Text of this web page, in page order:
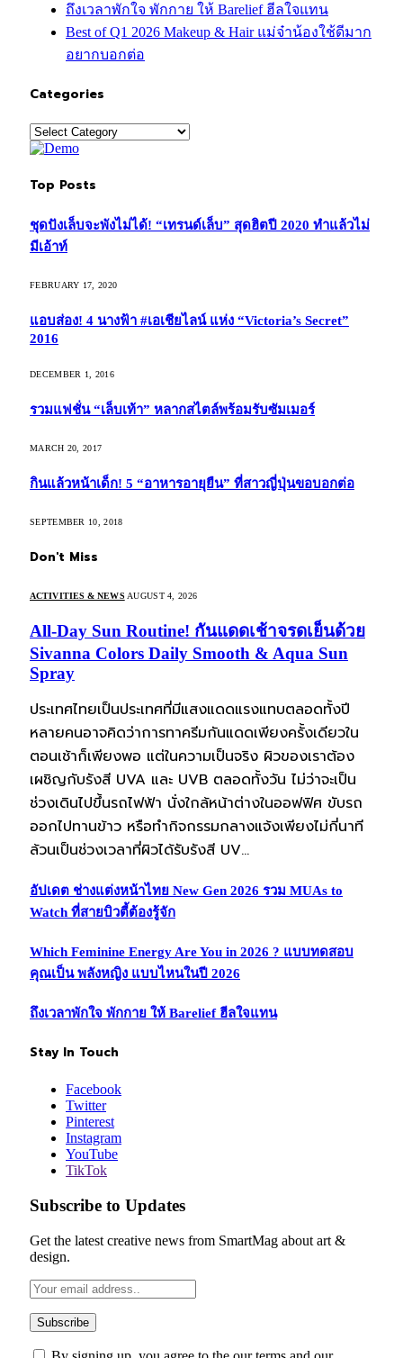
ถึงเวลาพักใจ พักกาย ให้ Barelief ฮีลใจแทน
Best of Q1 2026 Makeup & Hair แม่จ๋าน้องใช้ดีมาก
อยากบอกต่อ
Categories
Categories
Top Posts
ชุดปังเล็บจะพังไม่ได้! “เทรนด์เล็บ” สุดฮิตปี 2020 ทำแล้วไม่
มีเอ้าท์
FEBRUARY 17, 2020
แอบส่อง! 4 นางฟ้า #เอเชียไลน์ แห่ง “Victoria’s Secret”
2016
DECEMBER 1, 2016
รวมแฟชั่น “เล็บเท้า” หลากสไตล์พร้อมรับซัมเมอร์
MARCH 20, 2017
กินแล้วหน้าเด็ก! 5 “อาหารอายุยืน” ที่สาวญี่ปุ่นขอบอกต่อ
SEPTEMBER 10, 2018
Don't Miss
ACTIVITIES & NEWS AUGUST 4, 2026
All-Day Sun Routine! กันแดดเช้าจรดเย็นด้วย
Sivanna Colors Daily Smooth & Aqua Sun
Spray
ประเทศไทยเป็นประเทศที่มีแสงแดดแรงแทบตลอดทั้งปี
หลายคนอาจคิดว่าการทาครีมกันแดดเพียงครั้งเดียวใน
ตอนเช้าก็เพียงพอ แต่ในความเป็นจริง ผิวของเราต้อง
เผชิญกับรังสี UVA และ UVB ตลอดทั้งวัน ไม่ว่าจะเป็น
ช่วงเดินไปขึ้นรถไฟฟ้า นั่งใกล้หน้าต่างในออฟฟิศ ขับรถ
ออกไปทานข้าว หรือทำกิจกรรมกลางแจ้งเพียงไม่กี่นาที
ล้วนเป็นช่วงเวลาที่ผิวได้รับรังสี UV…
อัปเดต ช่างแต่งหน้าไทย New Gen 2026 รวม MUAs to
Watch ที่สายบิวตี้ต้องรู้จัก
Which Feminine Energy Are You in 2026 ? แบบทดสอบ
คุณเป็น พลังหญิง แบบไหนในปี 2026
ถึงเวลาพักใจ พักกาย ให้ Barelief ฮีลใจแทน
Stay In Touch
Facebook
Twitter
Pinterest
Instagram
YouTube
TikTok
Subscribe to Updates
Get the latest creative news from SmartMag about art &
design.